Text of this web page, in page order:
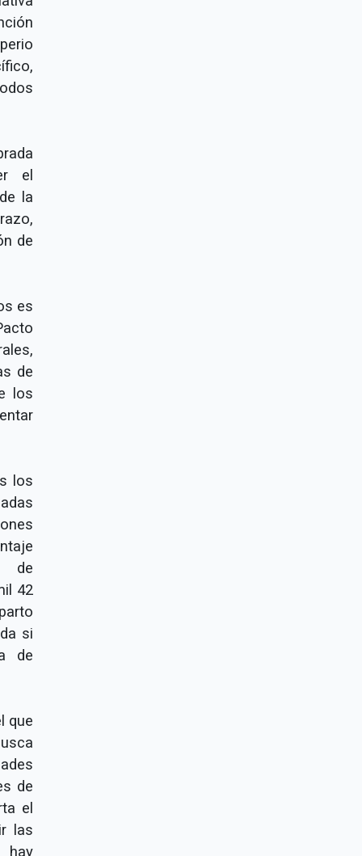
el
la
de
es
de
los
los
de
42
si
de
que
de
el
las
hay